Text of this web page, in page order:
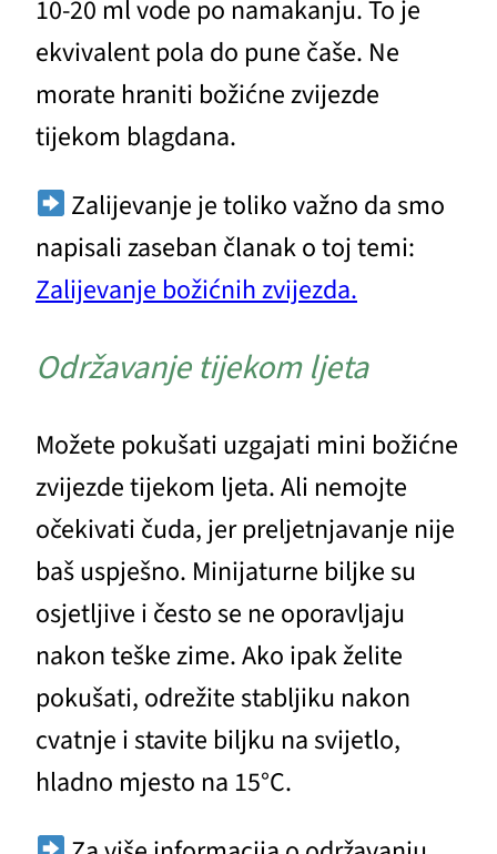
10-20 ml vode po namakanju. To je
ekvivalent pola do pune čaše. Ne
morate hraniti božićne zvijezde
tijekom blagdana.
Zalijevanje je toliko važno da smo
napisali zaseban članak o toj temi:
Zalijevanje božićnih zvijezda.
Održavanje tijekom ljeta
Možete pokušati uzgajati mini božićne
zvijezde tijekom ljeta. Ali nemojte
očekivati čuda, jer preljetnjavanje nije
baš uspješno. Minijaturne biljke su
osjetljive i često se ne oporavljaju
nakon teške zime. Ako ipak želite
pokušati, odrežite stabljiku nakon
cvatnje i stavite biljku na svijetlo,
hladno mjesto na 15°C.